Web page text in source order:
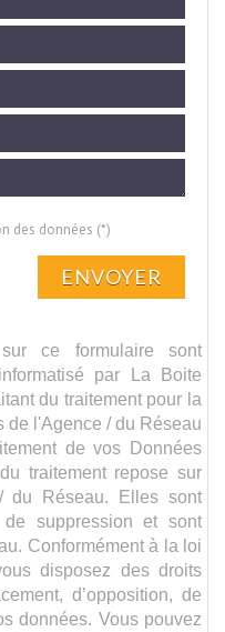
des données (*)
ENVOYER
sur ce formulaire sont
par La Boite
du traitement pour la
de l'Agence / du Réseau
de vos Données
traitement repose sur
du Réseau. Elles sont
suppression et sont
Conformément à la loi
disposez des droits
d’opposition, de
données. Vous pouvez